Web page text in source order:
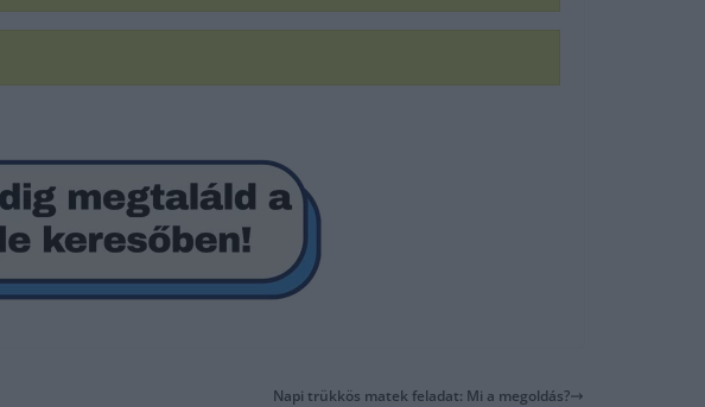
Napi trükkös matek feladat: Mi a megoldás?